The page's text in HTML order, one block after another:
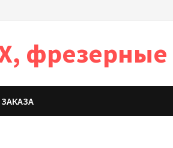
фрезерные